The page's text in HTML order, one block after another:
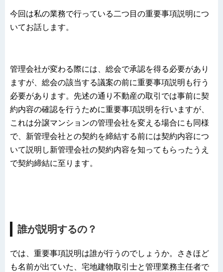
今回は私の業務で行っている二つ目の重要事項説明につ
いてお話します。
管理会社が変わる際には、総会で承認を得る必要があり
ますが、総会の該当する議案の前に重要事項説明も行う
必要があります。先述の通り不動産の取引では事前に契
約内容の確認を行うために重要事項説明を行いますが、
これは分譲マンションの管理会社を変える場合にも同様
で、新管理会社との契約を締結する前には契約内容につ
いて説明し新管理会社の契約内容を知ってもらったうえ
で契約締結に至ります。
誰が説明するの？
では、重要事項説明は誰が行うのでしょうか。さきほど
も名前が出ていた、宅地建物取引士と管理業務主任者で